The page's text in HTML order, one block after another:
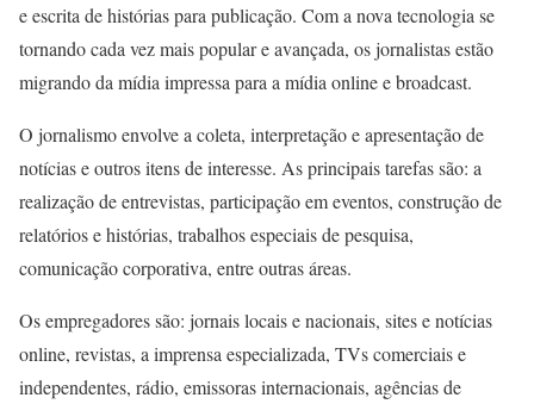
e escrita de histórias para publicação. Com a nova tecnologia se
tornando cada vez mais popular e avançada, os jornalistas estão
migrando da mídia impressa para a mídia online e broadcast.
O jornalismo envolve a coleta, interpretação e apresentação de
notícias e outros itens de interesse. As principais tarefas são: a
realização de entrevistas, participação em eventos, construção de
relatórios e histórias, trabalhos especiais de pesquisa,
comunicação corporativa, entre outras áreas.
Os empregadores são: jornais locais e nacionais, sites e notícias
online, revistas, a imprensa especializada, TVs comerciais e
independentes, rádio, emissoras internacionais, agências de